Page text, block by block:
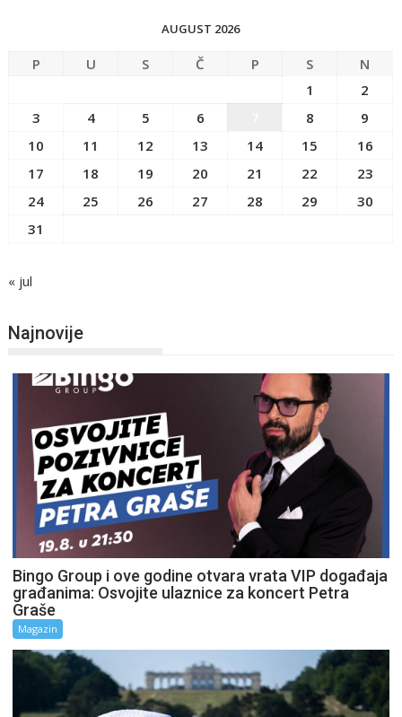
AUGUST 2026
P U S Č P S
N
1
2
3
4 5 6 8
9
10
11 12 13 14 15
16
17
18 19 20 21 22
23
24
25 26 27 28 29
30
31
« jul
Najnovije
Bingo Group i ove godine otvara vrata VIP događaja
građanima: Osvojite ulaznice za koncert Petra
Graše
Magazin